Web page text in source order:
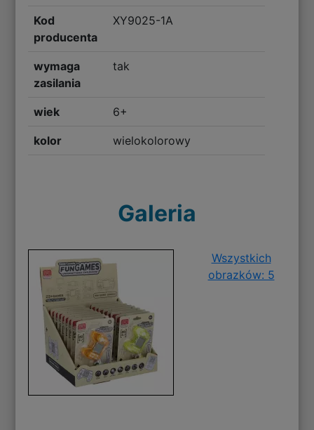
Kod
producenta
XY9025-1A
wymaga
zasilania
tak
wiek 6+
kolor wielokolorowy
Galeria
Wszystkich
obrazków: 5